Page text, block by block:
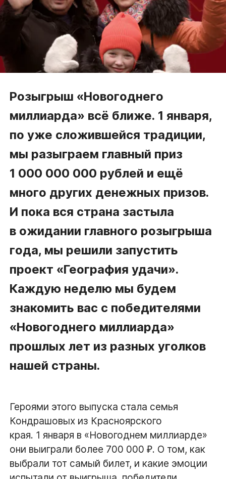
Розыгрыш «Новогоднего
миллиарда» всё ближе. 1 января,
по уже сложившейся традиции,
мы разыграем главный приз
1 000 000 000 рублей и ещё
много других денежных призов.
И пока вся страна застыла
в ожидании главного розыгрыша
года, мы решили запустить
проект «География удачи».
Каждую неделю мы будем
знакомить вас с победителями
«Новогоднего миллиарда»
прошлых лет из разных уголков
нашей страны.
Героями этого выпуска стала семья
Кондрашовых из Красноярского
края. 1 января в «Новогоднем миллиарде»
они выиграли более 700 000 ₽. О том, как
выбрали тот самый билет, и какие эмоции